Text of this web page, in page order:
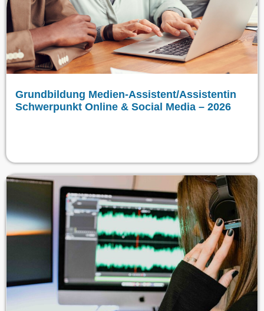
Grundbildung Medien-Assistent/Assistentin
Schwerpunkt Online & Social Media – 2026